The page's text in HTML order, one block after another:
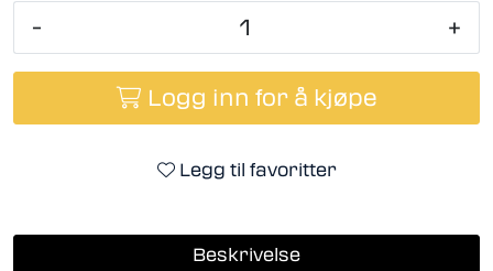
- +
Logg inn for å kjøpe
Legg til favoritter
Beskrivelse